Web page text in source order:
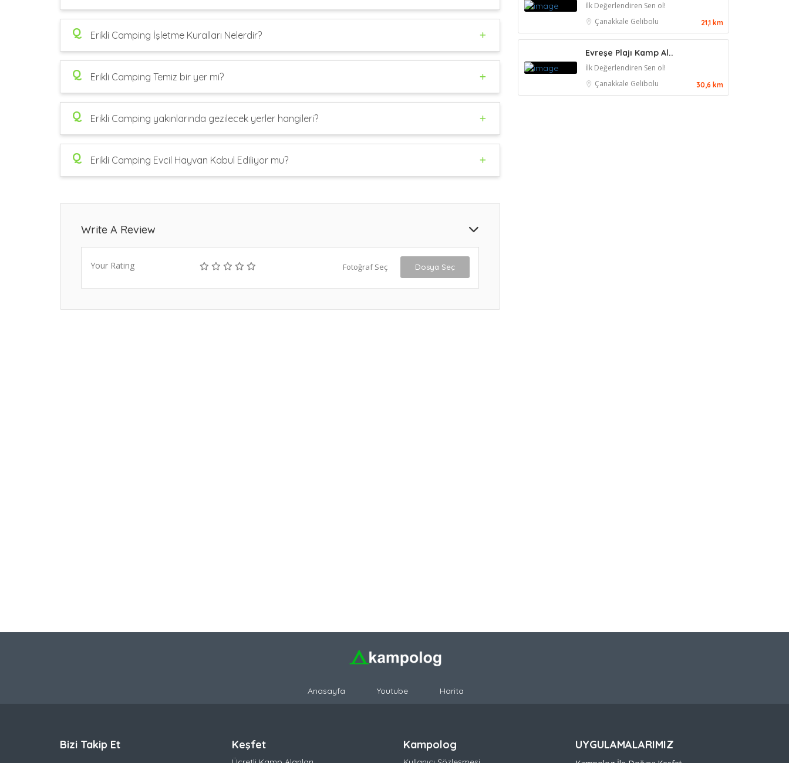
Q Erikli Camping İşletme Kuralları Nelerdir?
Q Erikli Camping Temiz bir yer mi?
Q Erikli Camping yakınlarında gezilecek yerler hangileri?
Q Erikli Camping Evcil Hayvan Kabul Ediliyor mu?
Write A Review
Your Rating Fotoğraf Seç Dosya Seç
İlk Değerlendiren Sen ol!
Çanakkale Gelibolu 21,1 km
Evreşe Plajı Kamp Al..
İlk Değerlendiren Sen ol!
Çanakkale Gelibolu 30,6 km
Anasayfa Youtube Harita
Bizi Takip Et Keşfet Kampolog UYGULAMALARIMIZ